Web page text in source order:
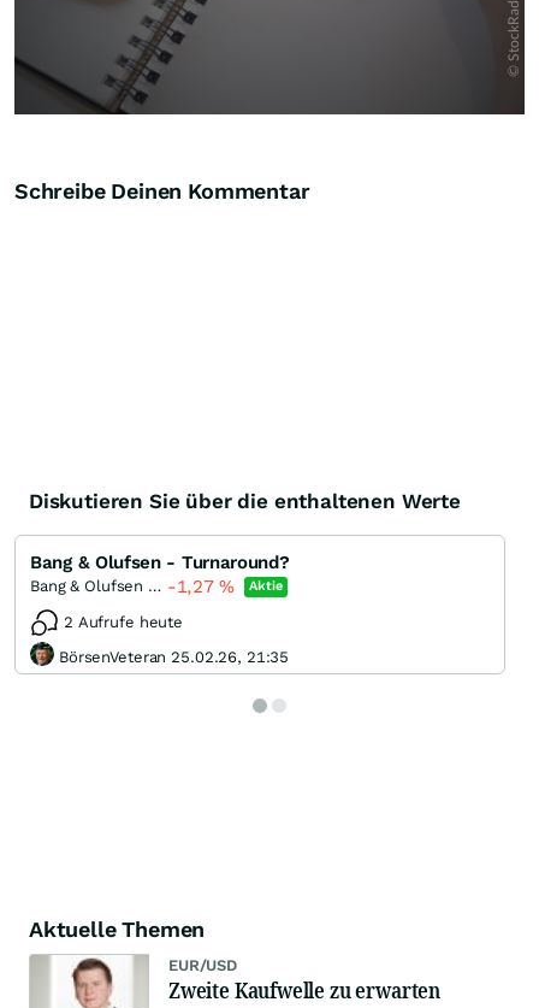
Schreibe Deinen Kommentar
Diskutieren Sie über die enthaltenen Werte
Bang & Olufsen - Turnaround?
Bang & Olufsen Bearer and/or registered -1,27% Aktie
2 Aufrufe heute
BörsenVeteran 25.02.26, 21:35
Aktuelle Themen
EUR/USD
Zweite Kaufwelle zu erwarten